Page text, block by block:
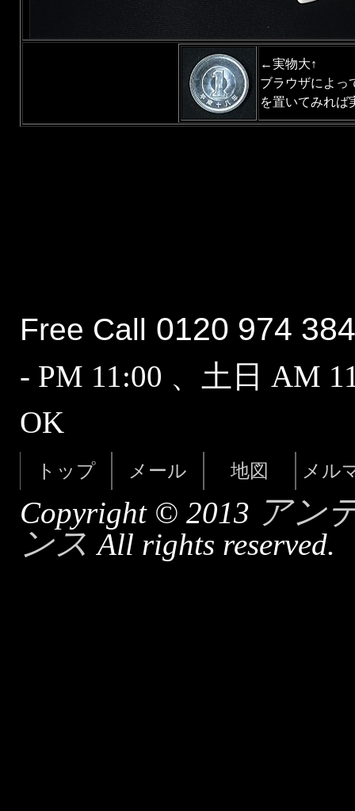
←実物大↑
ブラウザによっ
を置いてみれば
Free Call 0120 974 384
- PM 11:00 、土日 AM
OK
トップ メール 地図 メル
Copyright © 2013 アン
ンス All rights reserved.